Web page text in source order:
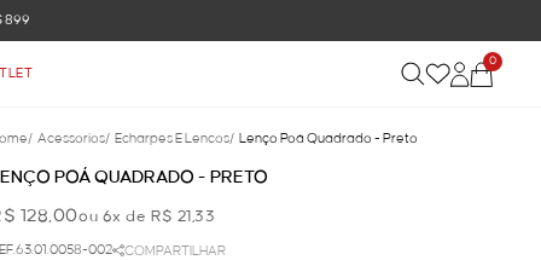
0
/ Acessorios/ Echarpes E Lencos/ Lenço Poá Quadrado - Preto
POÁ QUADRADO - PRETO
128,00ou 6x de R$ 21,33
002 COMPARTILHAR